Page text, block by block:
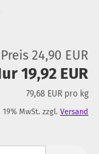
24,90 EUR
19,92 EUR
79,68 EUR pro kg
19% MwSt. zzgl. Versand